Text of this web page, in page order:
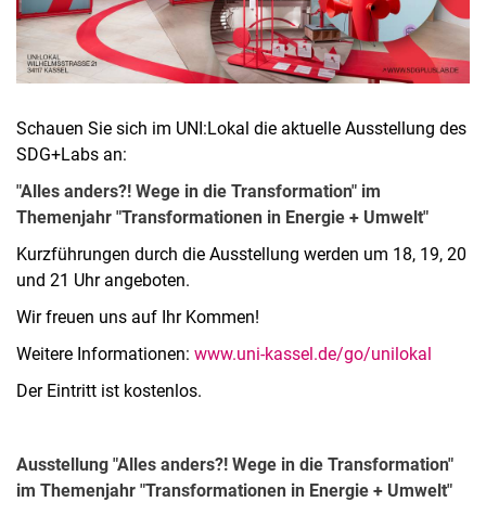
Schauen Sie sich im UNI:Lokal die aktuelle Ausstellung des
SDG+Labs an:
"Alles anders?! Wege in die Transformation" im
Themenjahr "Transformationen in Energie + Umwelt"
Kurzführungen durch die Ausstellung werden um 18, 19, 20
und 21 Uhr angeboten.
Wir freuen uns auf Ihr Kommen!
Weitere Informationen: www.uni-kassel.de/go/unilokal
Der Eintritt ist kostenlos.
Ausstellung "Alles anders?! Wege in die Transformation"
im Themenjahr "Transformationen in Energie + Umwelt"